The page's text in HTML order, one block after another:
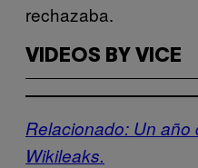
rechazaba.
VIDEOS BY VICE
Relacionado: Un año
Wikileaks.